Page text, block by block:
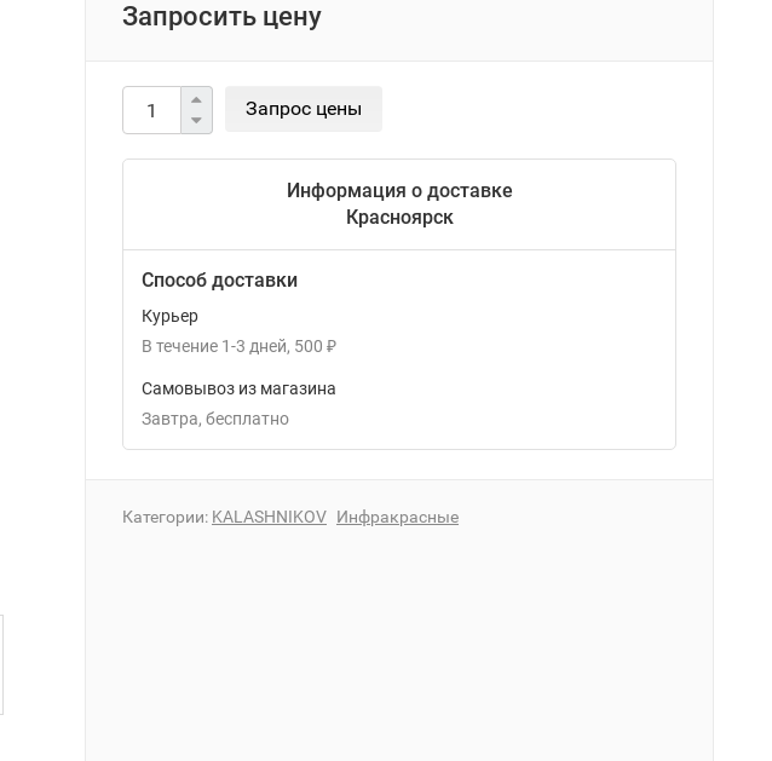
Запросить цену
Информация о доставке
Красноярск
Способ доставки
Курьер
В течение 1-3 дней 500 ₽
Самовывоз из магазина
Завтра
Бесплатно
Категории: KALASHNIKOV Инфракрасные